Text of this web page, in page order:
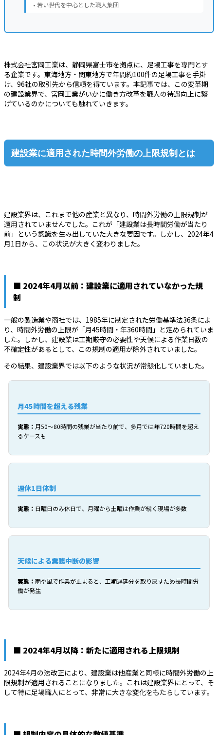
• 若い世代を中心とした職人集団
株式会社宮岡工業は、静岡県富士市を拠点に、足場工事を専門とす
る企業です。東海地方・関東地方で年間約100件の足場工事を手掛
け、96社の取引先から信頼を得ています。本記事では、この変革期
の建設業界で、宮岡工業がいかに働き方改革を職人の待遇向上に繋
げているのかについても触れていきます。
建設業に適用された時間外労働の上限規制とは
建設業界は、これまで他の産業と異なり、時間外労働の上限規制が
適用されていませんでした。これが「建設業は長時間労働が当たり
前」という認識を生み出していた大きな要因です。しかし、2024年4
月1日から、この状況が大きく変わりました。
■ 2024年4月以前：建設業に適用されていなかった規
制
一般の製造業や商社では、1985年に制定された労働基準法36条によ
り、時間外労働の上限が「月45時間・年360時間」と定められていま
した。しかし、建設業は工期厳守の必要性や天候による作業日数の
不確定性があるとして、この規制の適用が除外されていました。
その結果、建設業界では以下のような状況が常態化していました。
月45時間を超える残業
実態： 月50～80時間の残業が当たり前で、多月では年720時間を超え
るケースも
週休1日体制
実態： 日曜日のみ休日で、月曜から土曜は作業が続く現場が多数
天候による業務中断の影響
実態： 雨や風で作業が止まると、工期遅延分を取り戻すため長時間労
働が発生
■ 2024年4月以降：新たに適用される上限規制
2024年4月の法改正により、建設業は他産業と同様に時間外労働の上
限規制が適用されることになりました。これは建設業界にとって、そ
して特に足場職人にとって、非常に大きな変化をもたらしています。